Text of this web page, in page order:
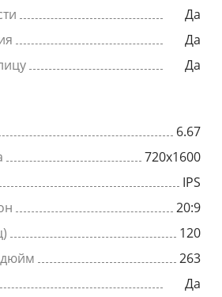
Да
Да
Да
6.67
720x1600
IPS
20:9
120
дюйм
263
Да